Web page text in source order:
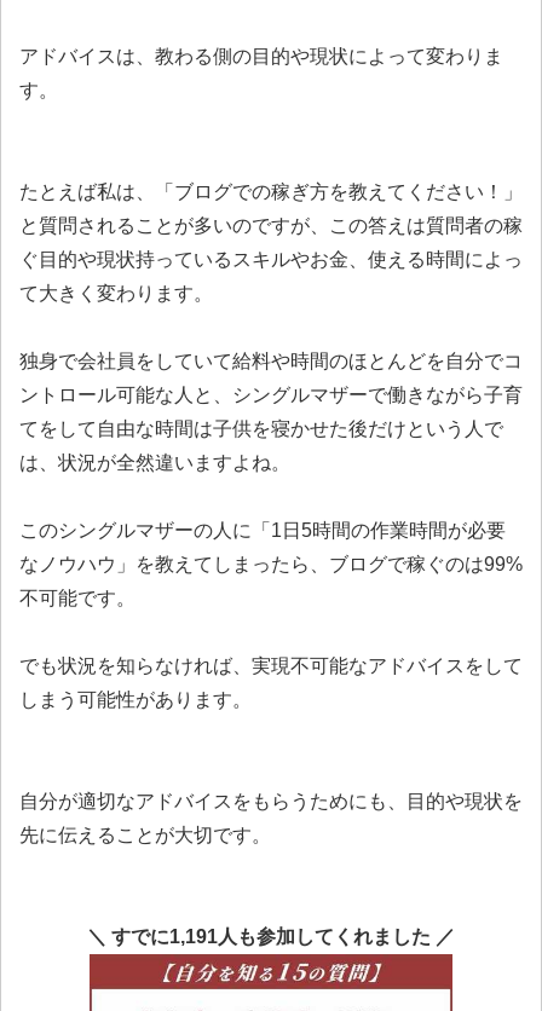
アドバイスは、教わる側の目的や現状によって変わりま
す。
たとえば私は、「ブログでの稼ぎ方を教えてください！」
と質問されることが多いのですが、この答えは質問者の稼
ぐ目的や現状持っているスキルやお金、使える時間によっ
て大きく変わります。
独身で会社員をしていて給料や時間のほとんどを自分でコ
ントロール可能な人と、シングルマザーで働きながら子育
てをして自由な時間は子供を寝かせた後だけという人で
は、状況が全然違いますよね。
このシングルマザーの人に「1日5時間の作業時間が必要
なノウハウ」を教えてしまったら、ブログで稼ぐのは99%
不可能です。
でも状況を知らなければ、実現不可能なアドバイスをして
しまう可能性があります。
自分が適切なアドバイスをもらうためにも、目的や現状を
先に伝えることが大切です。
＼ すでに1,191人も参加してくれました ／